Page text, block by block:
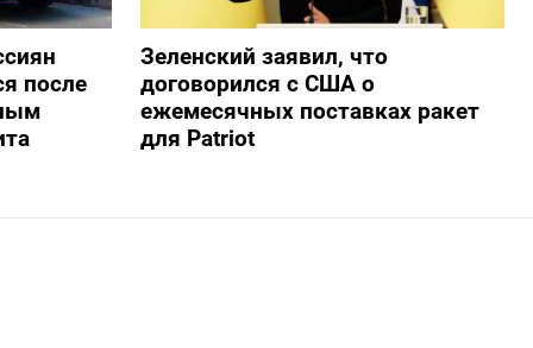
после
Зеленский заявил, что
договорился с США о
ежемесячных поставках ракет
для Patriot